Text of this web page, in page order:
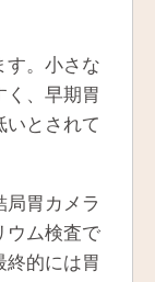
す。小さな
く、早期胃
いとされて
局胃カメラ
ウム検査で
終的には胃